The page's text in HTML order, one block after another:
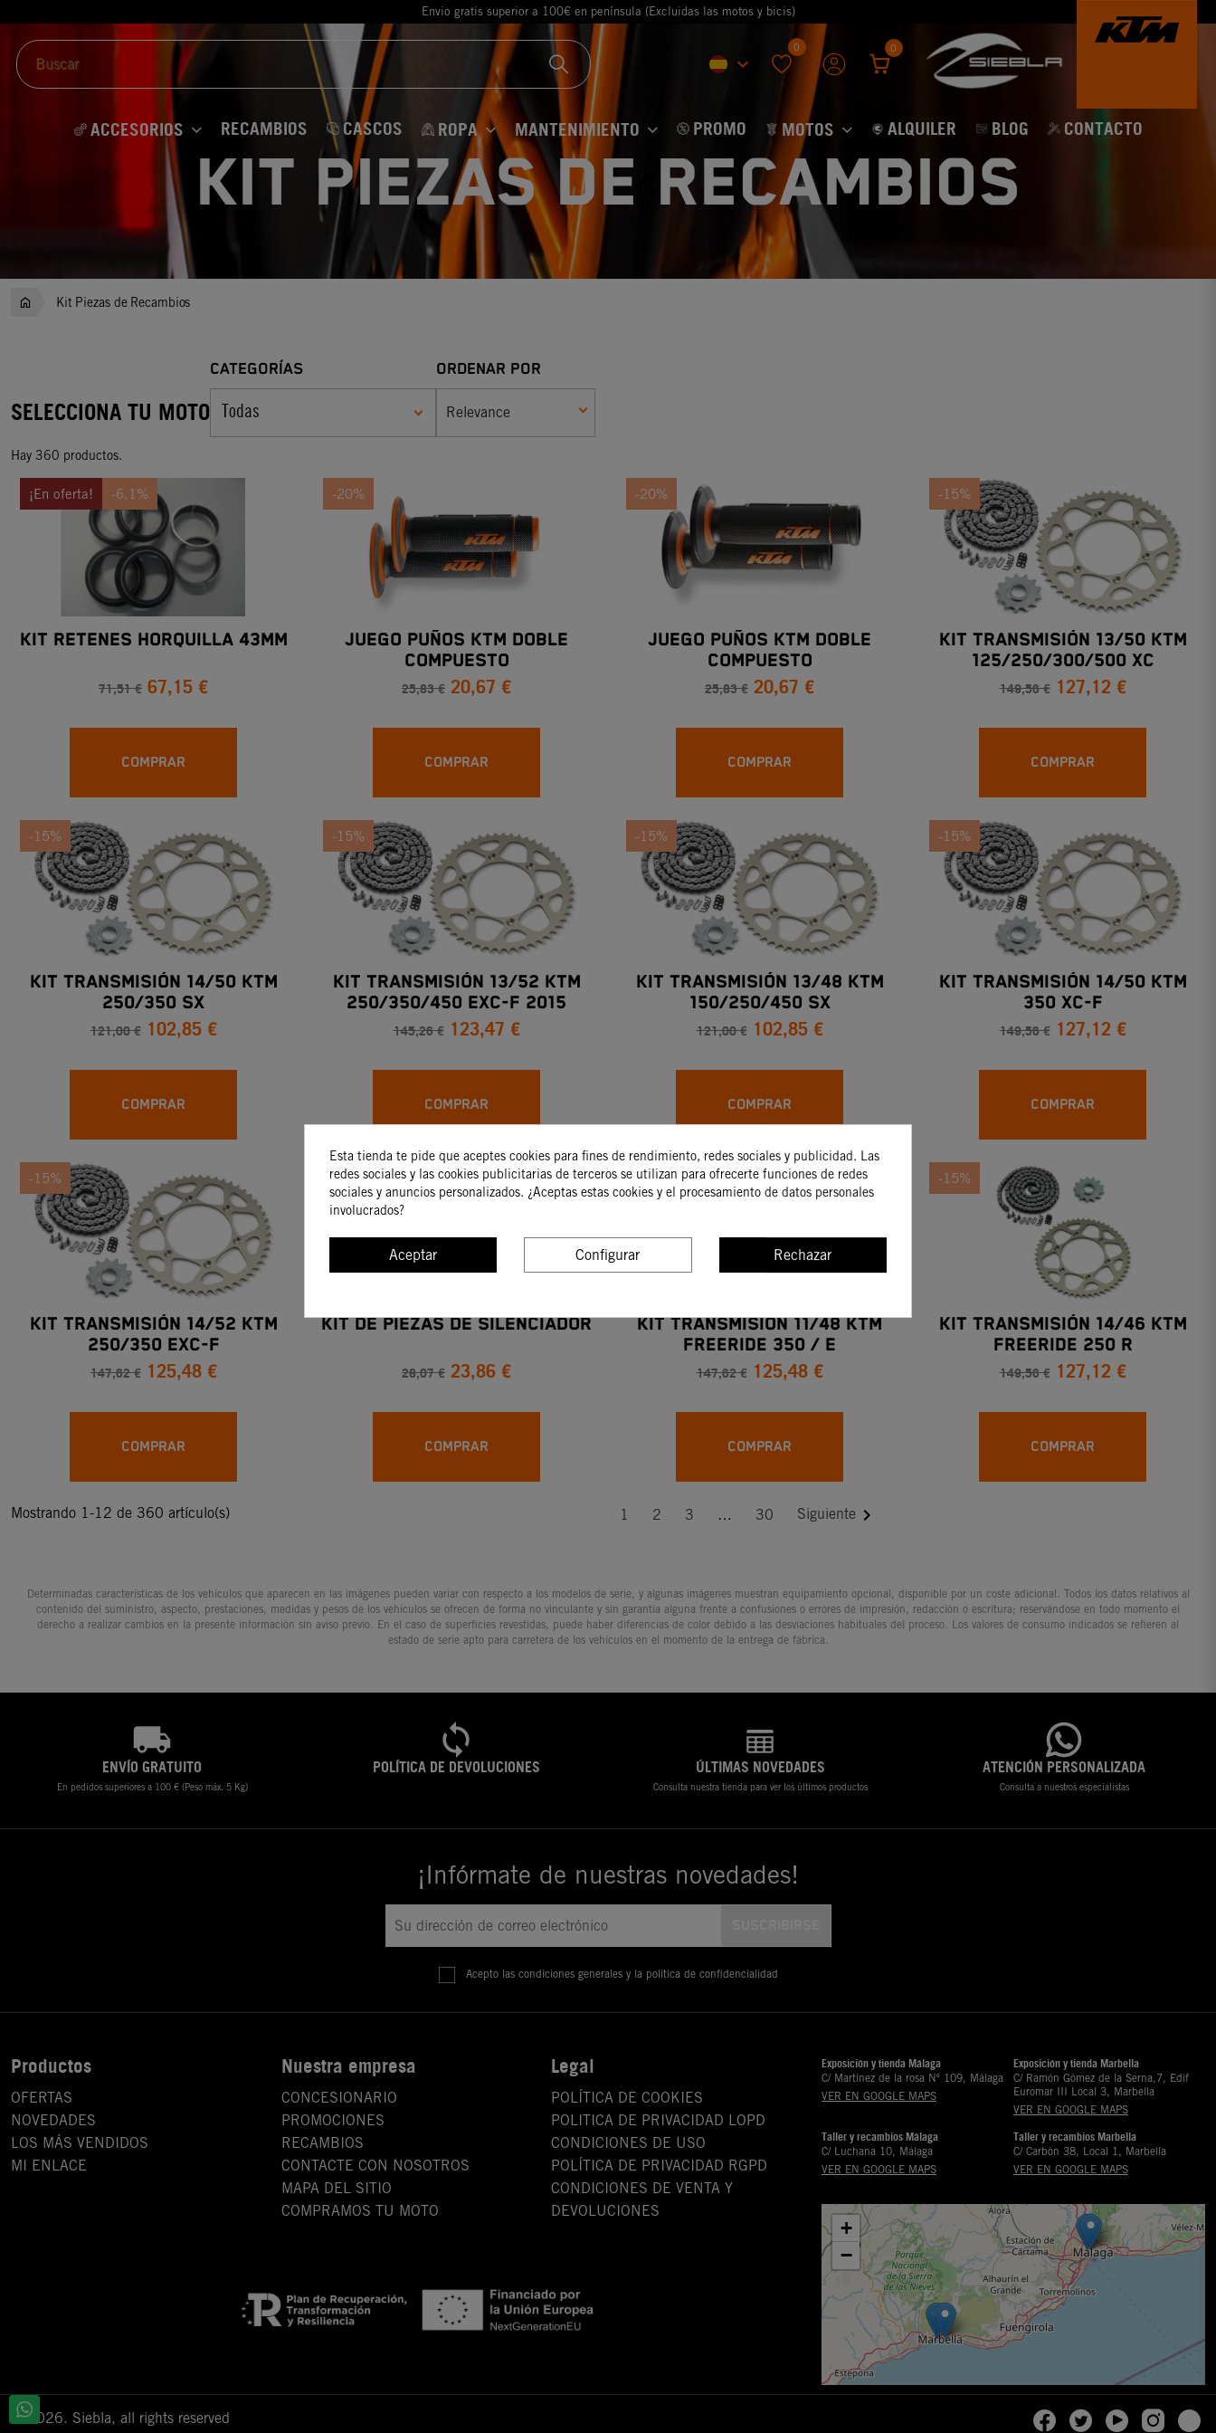
Envio gratis superior a 100€ en península (Excluidas las motos y bicis)
keyboard_arrow_down
0 0
ACCESORIOS RECAMBIOS CASCOS ROPA MANTENIMIENTO PROMO MOTOS ALQUILER BLOG CONTACTO
Kit Piezas de Recambios
Kit Piezas de Recambios
SELECCIONA TU MOTO
CATEGORÍAS
Todas
ORDENAR POR
Relevance
Hay 360 productos.
¡En oferta! -6,1%
KIT RETENES HORQUILLA 43mm
71,51 € 67,15 €
COMPRAR
-20%
JUEGO PUÑOS KTM DOBLE
COMPUESTO
25,83 € 20,67 €
COMPRAR
-20%
JUEGO PUÑOS KTM DOBLE
COMPUESTO
25,83 € 20,67 €
COMPRAR
-15%
KIT TRANSMISIÓN 13/50 KTM
125/250/300/500 XC
149,56 € 127,12 €
COMPRAR
-15%
KIT TRANSMISIÓN 14/50 KTM
250/350 SX
121,00 € 102,85 €
COMPRAR
-15%
KIT TRANSMISIÓN 13/52 KTM
250/350/450 EXC-F 2015
145,26 € 123,47 €
COMPRAR
-15%
KIT TRANSMISIÓN 13/48 KTM
150/250/450 SX
121,00 € 102,85 €
COMPRAR
-15%
KIT TRANSMISIÓN 14/50 KTM
350 XC-F
149,56 € 127,12 €
COMPRAR
-15%
KIT TRANSMISIÓN 14/52 KTM
250/350 EXC-F
147,62 € 125,48 €
COMPRAR
-15%
KIT DE PIEZAS DE SILENCIADOR
28,07 € 23,86 €
COMPRAR
-15%
KIT TRANSMISIÓN 11/48 KTM
Freeride 350 / E
147,62 € 125,48 €
COMPRAR
-15%
KIT TRANSMISIÓN 14/46 KTM
Freeride 250 R
149,56 € 127,12 €
COMPRAR
Mostrando 1-12 de 360 artículo(s) 1 2 3 … 30 Siguiente 
Determinadas características de los vehículos que aparecen en las imágenes pueden variar con respecto a los modelos de serie, y algunas imágenes muestran equipamiento opcional, disponible por un coste adicional. Todos los datos relativos al
contenido del suministro, aspecto, prestaciones, medidas y pesos de los vehículos se ofrecen de forma no vinculante y sin garantía alguna frente a confusiones o errores de impresión, redacción o escritura; reservándose en todo momento el
derecho a realizar cambios en la presente información sin aviso previo. En el caso de superficies revestidas, puede haber diferencias de color debido a las desviaciones habituales del proceso. Los valores de consumo indicados se refieren al
estado de serie apto para carretera de los vehículos en el momento de la entrega de fábrica.
ENVÍO GRATUITO
En pedidos superiores a 100 € (Peso máx. 5 Kg)
POLÍTICA DE DEVOLUCIONES ÚLTIMAS NOVEDADES
Consulta nuestra tienda para ver los últimos productos
ATENCIÓN PERSONALIZADA
Consulta a nuestros especialistas
¡Infórmate de nuestras novedades!
Acepto las condiciones generales y la política de confidencialidad
Productos
OFERTAS
NOVEDADES
LOS MÁS VENDIDOS
MI ENLACE
Nuestra empresa
CONCESIONARIO
PROMOCIONES
RECAMBIOS
CONTACTE CON NOSOTROS
MAPA DEL SITIO
COMPRAMOS TU MOTO
Legal
POLÍTICA DE COOKIES
POLITICA DE PRIVACIDAD LOPD
CONDICIONES DE USO
POLÍTICA DE PRIVACIDAD RGPD
CONDICIONES DE VENTA Y
DEVOLUCIONES
Exposición y tienda Málaga
C/ Martinez de la rosa Nº 109, Málaga
VER EN GOOGLE MAPS
Exposición y tienda Marbella
C/ Ramón Gómez de la Serna,7, Edif
Euromar III Local 3, Marbella
VER EN GOOGLE MAPS
Taller y recambios Málaga
C/ Luchana 10, Málaga
VER EN GOOGLE MAPS
Taller y recambios Marbella
C/ Carbón 38, Local 1, Marbella
VER EN GOOGLE MAPS
+
−
© 2026. Siebla, all rights reserved
Esta tienda te pide que aceptes cookies para fines de rendimiento, redes sociales y publicidad. Las
redes sociales y las cookies publicitarias de terceros se utilizan para ofrecerte funciones de redes
sociales y anuncios personalizados. ¿Aceptas estas cookies y el procesamiento de datos personales
involucrados?
Aceptar Configurar Rechazar